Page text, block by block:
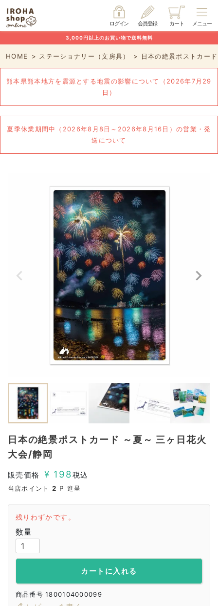
メニュー
カート
会員登録
ログイン
3,000円以上のお買い物で送料無料
HOME ステーショナリー（文房具） 日本の絶景ポストカー
熊本県熊本地方を震源とする地震の影響について（2026年7月29
日）
夏季休業期間中（2026年8月8日～2026年8月16日）の営業・発
送について
日本の絶景ポストカード ～夏～ 三ヶ日花火
大会/静岡
販売価格 ¥ 198税込
当店ポイント 2 P 進呈
残りわずかです。
カートに入れる
商品番号 1800104000099